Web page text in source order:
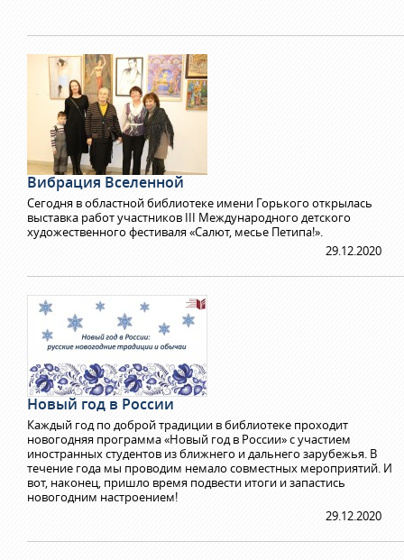
Вибрация Вселенной
Сегодня в областной библиотеке имени Горького открылась
выставка работ участников III Международного детского
художественного фестиваля «Салют, месье Петипа!».
29.12.2020
Новый год в России
Каждый год по доброй традиции в библиотеке проходит
новогодняя программа «Новый год в России» с участием
иностранных студентов из ближнего и дальнего зарубежья. В
течение года мы проводим немало совместных мероприятий. И
вот, наконец, пришло время подвести итоги и запастись
новогодним настроением!
29.12.2020